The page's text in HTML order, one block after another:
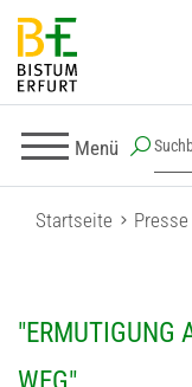
Menü
Startseite
"ERMUTIGUNG